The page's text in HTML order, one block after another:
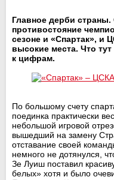
Главное дерби
противостояние
сезоне и «Спартак», и
высокие места. Что
к цифрам.
По большому счету
поединка практически
небольшой игровой
вышедший на замену
отставание своей
немного не дотянулся,
Зе Луиш поставил
белых» хотя и было